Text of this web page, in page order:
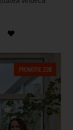
PROMOTIE 23%